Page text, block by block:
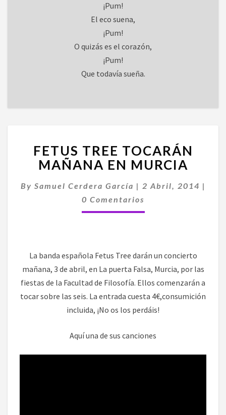
¡Pum!
El eco suena,
¡Pum!
O quizás es el corazón,
¡Pum!
Que todavía sueña.
TREE
TOCARÁN
MAÑANA
EN
FETUS TREE TOCARÁN
MAÑANA EN MURCIA
By Samuel Cerdera García | 2 Abril, 2014 |
Comentarios
0 Comentarios
La banda española Fetus Tree darán un concierto
mañana, 3 de abril, en La puerta Falsa, Murcia, por las
fiestas de la Facultad de Filosofía. Ellos comenzarán a
tocar sobre las seis. La entrada cuesta 4€,consumición
incluida, ¡No os los perdáis!
Aquí una de sus canciones